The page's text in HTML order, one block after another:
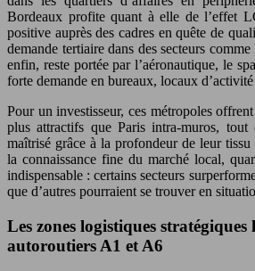
Bordeaux profite quant à elle de l’effet
positive auprès des cadres en quête de
demande tertiaire dans des secteurs
enfin, reste portée par l’aéronautique, le
forte demande en bureaux, locaux
Pour un investisseur, ces métropoles
plus attractifs que Paris intra-muros, tout
maîtrisé grâce à la profondeur de leur
la connaissance fine du marché local,
indispensable : certains secteurs
que d’autres pourraient se trouver en
Les zones logistiques stratégiques
autoroutiers A1 et A6